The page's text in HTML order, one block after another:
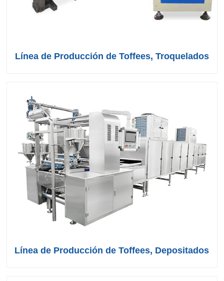
Línea de Producción de Toffees, Troquelados
Línea de Producción de Toffees, Depositados